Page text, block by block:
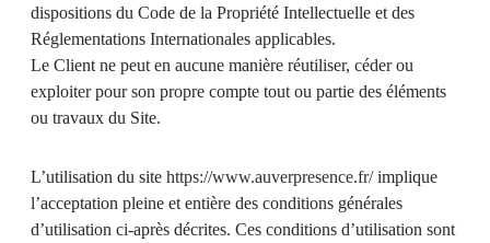
dispositions du Code de la Propriété Intellectuelle et des
Réglementations Internationales applicables.
Le Client ne peut en aucune manière réutiliser, céder ou
exploiter pour son propre compte tout ou partie des éléments
ou travaux du Site.
L’utilisation du site https://www.auverpresence.fr/implique
l’acceptation pleine et entière des conditions générales
d’utilisation ci-après décrites. Ces conditions d’utilisation sont